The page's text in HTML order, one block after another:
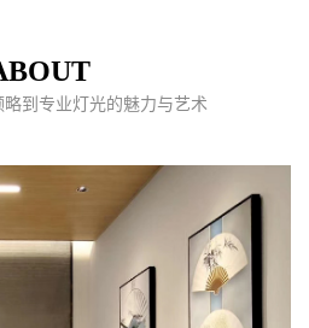
到专业灯光的魅力与艺术